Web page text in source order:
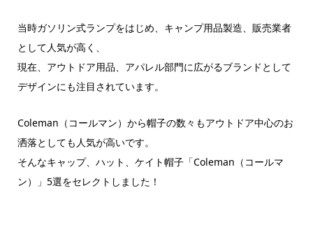
当時ガソリン式ランプをはじめ、キャンプ用品製造、販売業者
として人気が高く、
現在、アウトドア用品、アパレル部門に広がるブランドとして
デザインにも注目されています。
Coleman（コールマン）から帽子の数々もアウトドア中心のお
洒落としても人気が高いです。
そんなキャップ、ハット、ケイト帽子「Coleman（コールマ
ン）」5選をセレクトしました！